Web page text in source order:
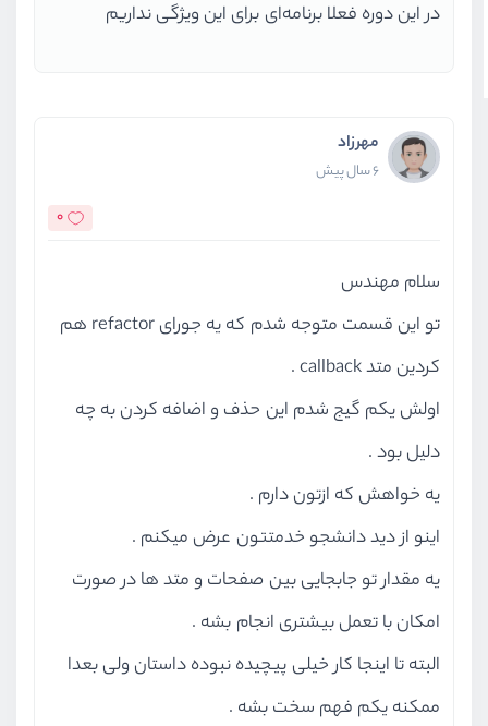
در این دوره فعلا برنامه‌ای برای این ویژگی نداریم
مهرزاد
6 سال پیش
0
سلام مهندس
تو این قسمت متوجه شدم که یه جورای refactor هم
کردین متد callback .
اولش یکم گیج شدم این حذف و اضافه کردن به چه
دلیل بود .
یه خواهش که ازتون دارم .
اینو از دید دانشجو خدمتتون عرض میکنم .
یه مقدار تو جابجایی بین صفحات و متد ها در صورت
امکان با تعمل بیشتری انجام بشه .
البته تا اینجا کار خیلی پیچیده نبوده داستان ولی بعدا
ممکنه یکم فهم سخت بشه .